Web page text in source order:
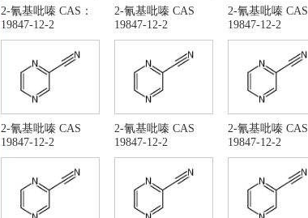
2-氰基吡嗪 CAS：
19847-12-2
2-氰基吡嗪 CAS
19847-12-2
2-氰基吡嗪 CAS
19847-12-2
2-氰基吡嗪 CAS
19847-12-2
2-氰基吡嗪 CAS
19847-12-2
2-氰基吡嗪 CAS
19847-12-2